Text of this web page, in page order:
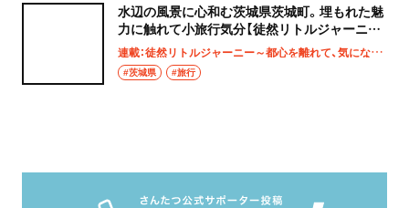
水辺の風景に心和む茨城県茨城町。埋もれた魅
力に触れて小旅行気分【徒然リトルジャーニ
ー】
連載：徒然リトルジャーニー～都心を離れて、気になる土地へ
#茨城県 #旅行